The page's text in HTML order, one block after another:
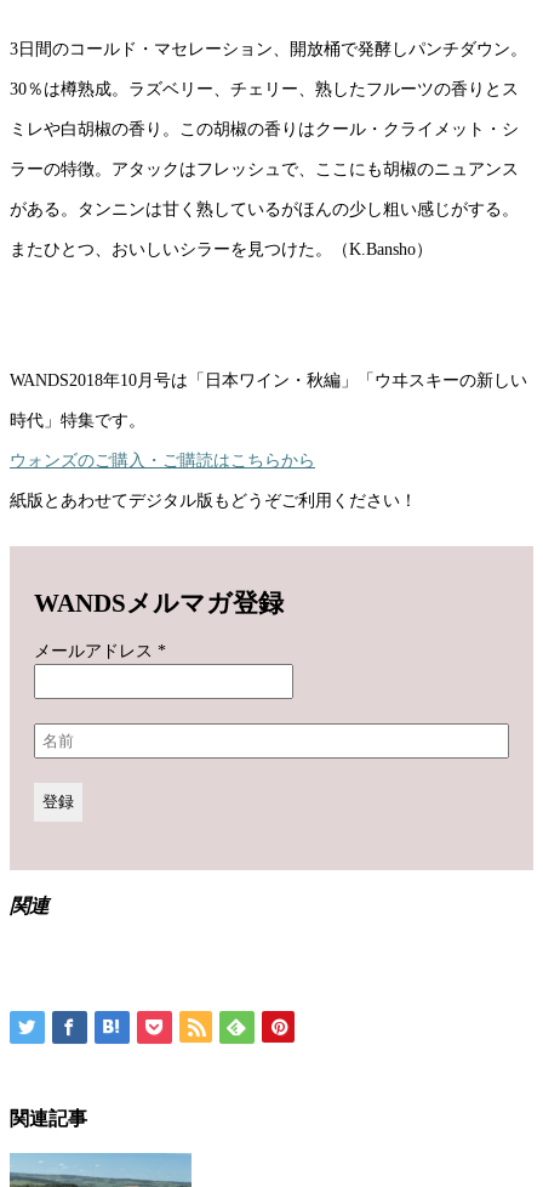
3日間のコールド・マセレーション、開放桶で発酵しパンチダウン。
30％は樽熟成。ラズベリー、チェリー、熟したフルーツの香りとス
ミレや白胡椒の香り。この胡椒の香りはクール・クライメット・シ
ラーの特徴。アタックはフレッシュで、ここにも胡椒のニュアンス
がある。タンニンは甘く熟しているがほんの少し粗い感じがする。
またひとつ、おいしいシラーを見つけた。（K.Bansho）
WANDS2018年10月号は「日本ワイン・秋編」「ウヰスキーの新しい
時代」特集です。
ウォンズのご購入・ご購読はこちらから
紙版とあわせてデジタル版もどうぞご利用ください！
WANDSメルマガ登録
メールアドレス *
関連
関連記事